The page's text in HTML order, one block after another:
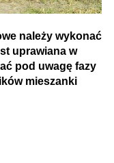
należy wykonać
uprawiana w
pod uwagę fazy
mieszanki